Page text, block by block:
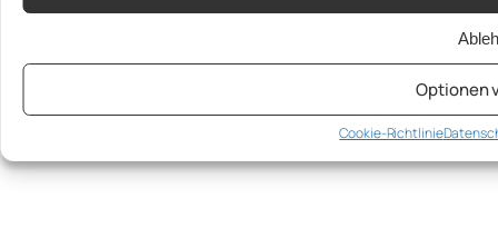
Optionen
Cookie-Richtlinie